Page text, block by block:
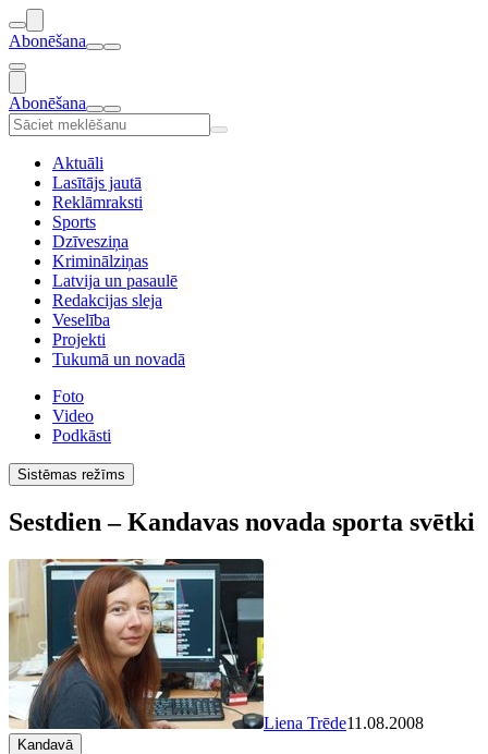
Abonēšana
Abonēšana
Aktuāli
Lasītājs jautā
Reklāmraksti
Sports
Dzīvesziņa
Kriminālziņas
Latvija un pasaulē
Redakcijas sleja
Veselība
Projekti
Tukumā un novadā
Foto
Video
Podkāsti
Sistēmas režīms
Sestdien – Kandavas novada sporta svētki
Liena Trēde11.08.2008
Kandavā